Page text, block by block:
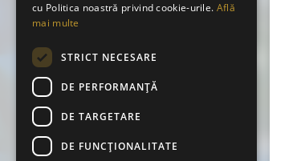
cu Politica noastră privind cookie-urile. Află
mai multe
STRICT NECESARE
DE PERFORMANȚĂ
DE TARGETARE
DE FUNCŢIONALITATE